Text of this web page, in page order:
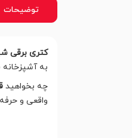
توضیحات
کتری برقی
به
چه بخواهید
واقعی و